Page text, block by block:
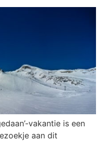
vakantie is een
aan dit